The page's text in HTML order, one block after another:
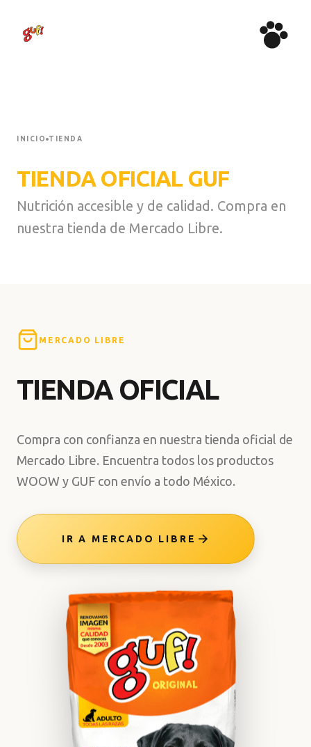
TIENDA
BLOG
INICIO TIENDA
TIENDA OFICIAL GUF
Nutrición accesible y de calidad. Compra en
nuestra tienda de Mercado Libre.
MERCADO LIBRE
TIENDA OFICIAL
Compra con confianza en nuestra tienda oficial de
Mercado Libre. Encuentra todos los productos
WOOW y GUF con envío a todo México.
IR A MERCADO LIBRE